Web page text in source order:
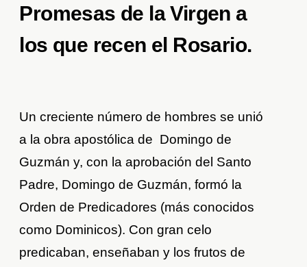
Promesas de la Virgen a
los que recen el Rosario.
Un creciente número de hombres se unió
a la obra apostólica de Domingo de
Guzmán y, con la aprobación del Santo
Padre, Domingo de Guzmán, formó la
Orden de Predicadores (más conocidos
como Dominicos). Con gran celo
predicaban, enseñaban y los frutos de